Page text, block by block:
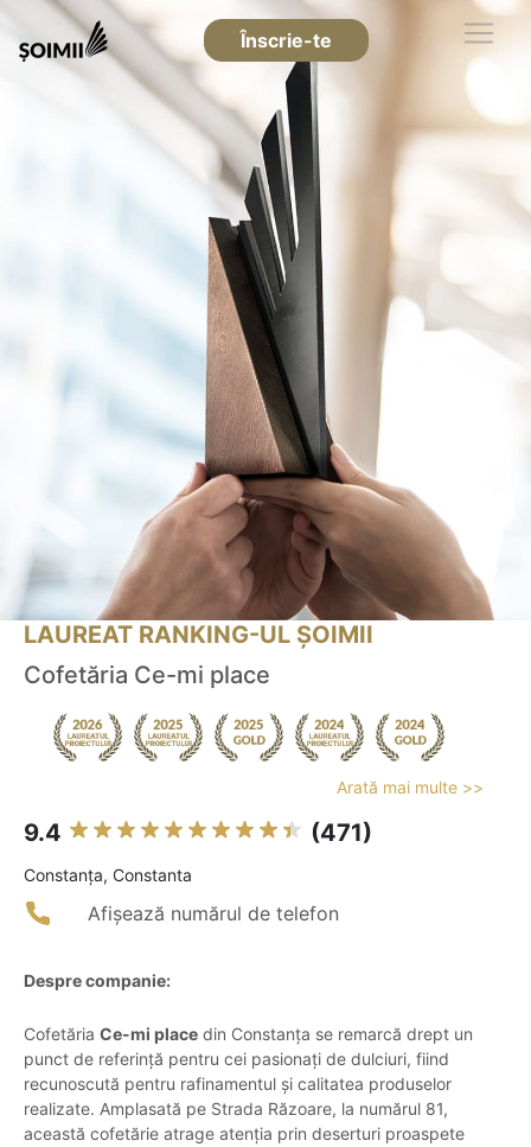
Înscrie-te
LAUREAT RANKING-UL ȘOIMII
Cofetăria Ce-mi place
Arată mai multe >>
9.4 (471)
Constanţa, Constanta
Afișează numărul de telefon
Despre companie:
Cofetăria Ce-mi place din Constanța se remarcă drept un
punct de referință pentru cei pasionați de dulciuri, fiind
recunoscută pentru rafinamentul și calitatea produselor
realizate. Amplasată pe Strada Răzoare, la numărul 81,
această cofetărie atrage atenția prin deserturi proaspete